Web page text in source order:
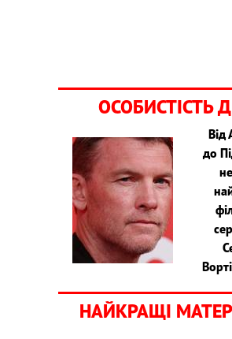
ОСОБИСТІСТЬ
Від
до
НАЙКРАЩІ